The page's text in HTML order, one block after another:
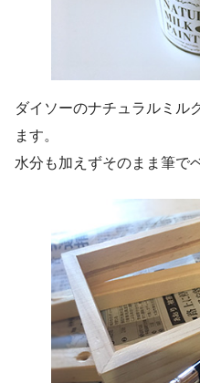
ダイソーのナチュラルミル
ます。
水分も加えずそのまま筆で